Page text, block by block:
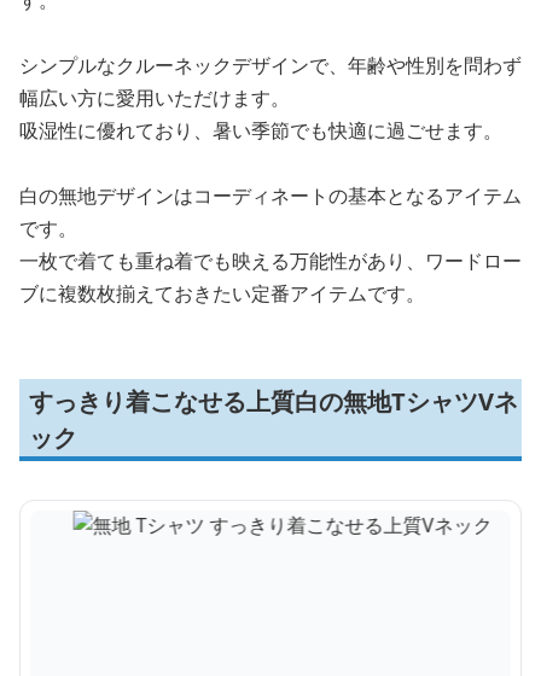
シンプルなクルーネックデザインで、年齢や性別を問わず
幅広い方に愛用いただけます。
吸湿性に優れており、暑い季節でも快適に過ごせます。
白の無地デザインはコーディネートの基本となるアイテム
です。
一枚で着ても重ね着でも映える万能性があり、ワードロー
ブに複数枚揃えておきたい定番アイテムです。
すっきり着こなせる上質白の無地TシャツVネ
ック